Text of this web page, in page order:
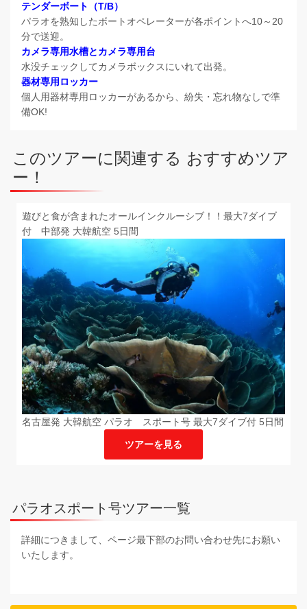
テンダーボート（T/B）
パラオを熟知したボートオペレーターが各ポイントへ10～20
分で送迎。
カメラ専用水槽とカメラ専用台
水没チェックしてカメラボックスにいれて出発。
器材専用ロッカー
個人用器材専用ロッカーがあるから、紛失・忘れ物なしで準
備OK!
このツアーに関連する おすすめツア
ー！
遊びと食が含まれたオールインクルーシブ！！最大7ダイブ
付 中部発 大韓航空 5日間
名古屋発 大韓航空 パラオ スポート号 最大7ダイブ付 5日間
ツアーを見る
パラオスポート号ツアー一覧
詳細につきまして、ページ最下部のお問い合わせ先にお願い
いたします。